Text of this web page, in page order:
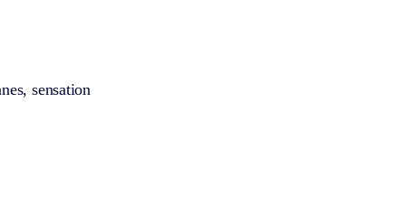
sensation